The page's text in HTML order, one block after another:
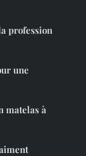
profession
une
matelas à